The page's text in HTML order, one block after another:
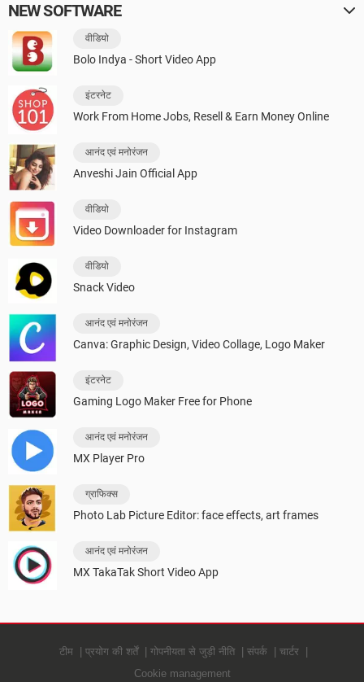
NEW SOFTWARE
वीडियो
Bolo Indya - Short Video App
इंटरनेट
Work From Home Jobs, Resell & Earn Money Online
आनंद एवं मनोरंजन
Anveshi Jain Official App
वीडियो
Video Downloader for Instagram
वीडियो
Snack Video
आनंद एवं मनोरंजन
Canva: Graphic Design, Video Collage, Logo Maker
इंटरनेट
Gaming Logo Maker Free for Phone
आनंद एवं मनोरंजन
MX Player Pro
ग्राफिक्स
Photo Lab Picture Editor: face effects, art frames
आनंद एवं मनोरंजन
MX TakaTak Short Video App
टीम प्रयोग की शर्तें गोपनीयता से जुड़ी नीति संपर्क
चार्टर
Cookie management